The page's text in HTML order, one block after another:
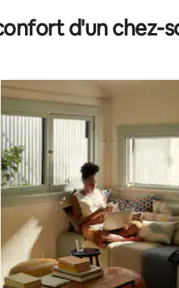
d'un chez-